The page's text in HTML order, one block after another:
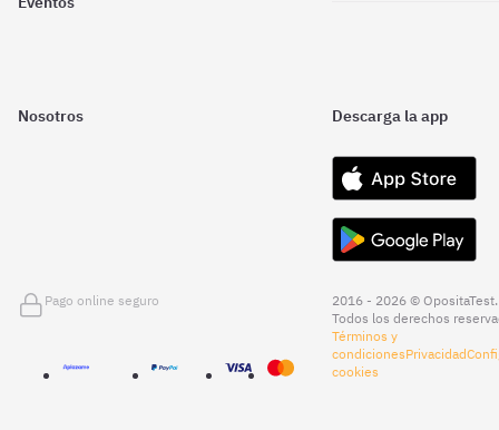
Nosotros Descarga la app
Pago online seguro
2016 - 2026 © OpositaTest.
Todos los derechos
Términos y
condicionesPrivacidad
cookies